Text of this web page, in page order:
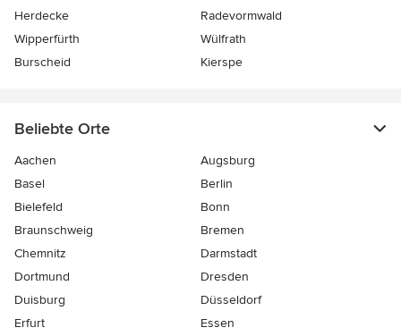
Herdecke
Radevormwald
Wipperfürth
Wülfrath
Burscheid
Kierspe
Beliebte Orte
Aachen
Augsburg
Basel
Berlin
Bielefeld
Bonn
Braunschweig
Bremen
Chemnitz
Darmstadt
Dortmund
Dresden
Duisburg
Düsseldorf
Erfurt
Essen